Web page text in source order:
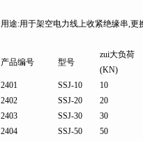
用途:用于架空电力线上收紧绝缘串,更
产品编号 型号
zui大负荷
(KN)
2401
SSJ-10
10
2402
SSJ-20
20
2403
SSJ-30
30
2404
SSJ-50 50